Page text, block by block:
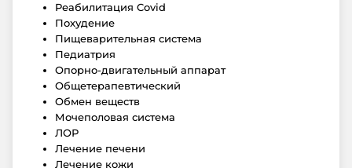
Реабилитация Covid
Похудение
Пищеварительная система
Педиатрия
Опорно-двигательный аппарат
Общетерапевтический
Обмен веществ
Мочеполовая система
ЛОР
Лечение печени
Лечение кожи